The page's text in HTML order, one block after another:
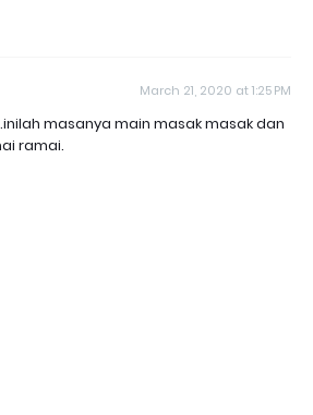
March 21, 2020 at 1:25 PM
masanya main masak masak dan
ramai.